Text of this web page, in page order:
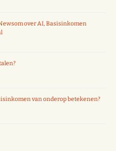
over AI, Basisinkomen
van onderop betekenen?